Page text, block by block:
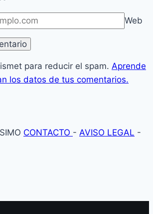
Web
para reducir el spam. Aprende
los datos de tus comentarios.
CONTACTO - AVISO LEGAL -